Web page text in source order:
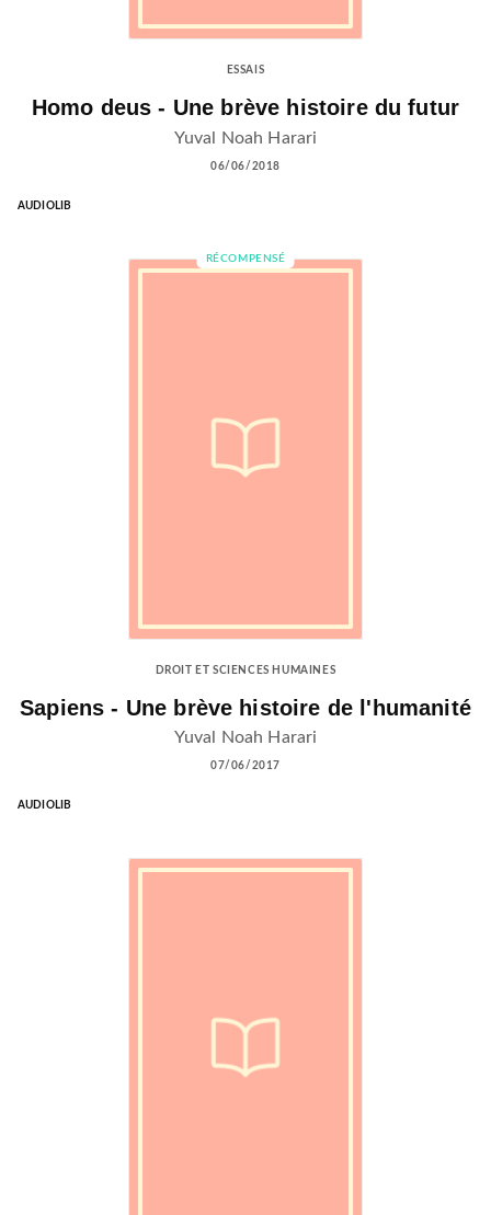
ESSAIS
Homo deus - Une brève histoire du futur
Yuval Noah Harari
06/06/2018
AUDIOLIB
RÉCOMPENSÉ
DROIT ET SCIENCES HUMAINES
Sapiens - Une brève histoire de l'humanité
Yuval Noah Harari
07/06/2017
AUDIOLIB